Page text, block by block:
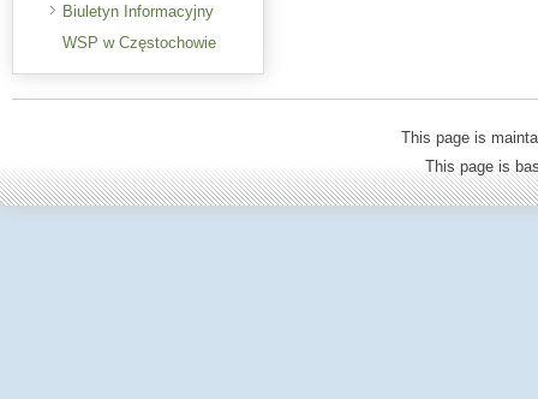
Biuletyn Informacyjny
WSP w Częstochowie
This page is
This page is